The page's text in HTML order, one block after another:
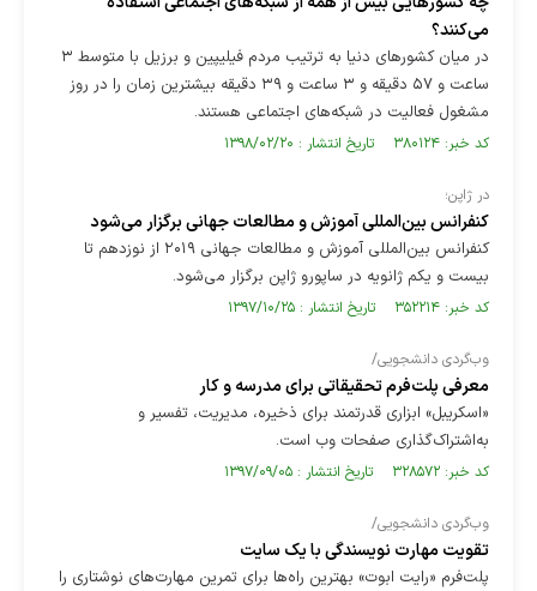
می‌کنند؟
در میان کشورهای دنیا به ترتیب مردم فیلیپین و برزیل با متوسط ۳
ساعت و ۵۷ دقیقه و ۳ ساعت و ۳۹ دقیقه بیشترین زمان را در روز
مشغول فعالیت در شبکه‌های اجتماعی هستند.
کد خبر: ۳۸۰۱۲۴ تاریخ انتشار : ۱۳۹۸/۰۲/۲۰
در ژاپن؛
کنفرانس بین‌المللی آموزش و مطالعات جهانی برگزار می‌شود
کنفرانس بین‌المللی آموزش و مطالعات جهانی ۲۰۱۹ از نوزدهم تا
بیست و یکم ژانویه در ساپورو ژاپن برگزار می‌شود.
کد خبر: ۳۵۲۲۱۴ تاریخ انتشار : ۱۳۹۷/۱۰/۲۵
وب‌گردی دانشجویی/
معرفی پلت‌فرم تحقیقاتی برای مدرسه و کار
«اسکریبل» ابزاری قدرتمند برای ذخیره، مدیریت، تفسیر و
به‌اشتراک‌گذاری صفحات وب است.
کد خبر: ۳۲۸۵۷۲ تاریخ انتشار : ۱۳۹۷/۰۹/۰۵
وب‌گردی دانشجویی/
تقویت مهارت نویسندگی با یک سایت
پلت‌فرم «رایت ابوت» بهترین راه‌ها برای تمرین مهارت‌های نوشتاری را